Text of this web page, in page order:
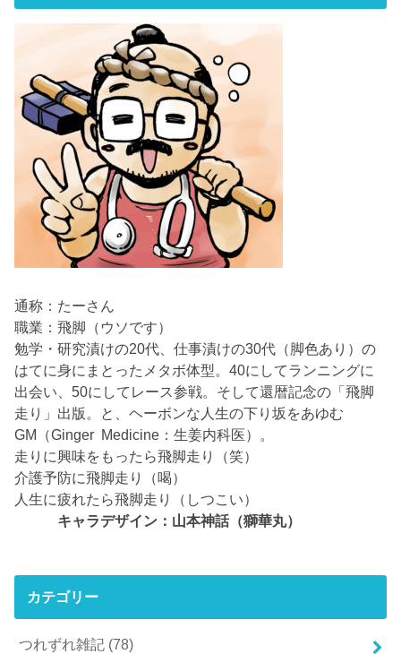
通称：たーさん
職業：飛脚（ウソです）
勉学・研究漬けの20代、仕事漬けの30代（脚色あり）の
はてに身にまとったメタボ体型。40にしてランニングに
出会い、50にしてレース参戦。そして還暦記念の「飛脚
走り」出版。と、ヘーボンな人生の下り坂をあゆむ
GM（Ginger Medicine：生姜内科医）。
走りに興味をもったら飛脚走り（笑）
介護予防に飛脚走り（喝）
人生に疲れたら飛脚走り（しつこい）
キャラデザイン：山本神話（獅華丸）
カテゴリー
つれずれ雑記 (78)